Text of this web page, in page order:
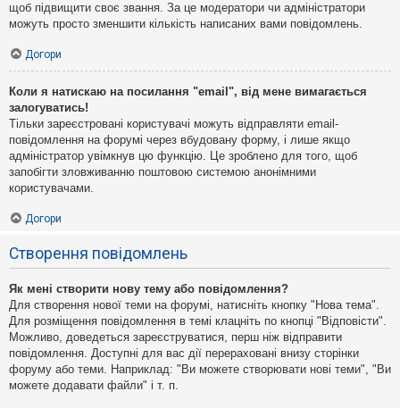
щоб підвищити своє звання. За це модератори чи адміністратори
можуть просто зменшити кількість написаних вами повідомлень.
Догори
Коли я натискаю на посилання "email", від мене вимагається
залогуватись!
Тільки зареєстровані користувачі можуть відправляти email-
повідомлення на форумі через вбудовану форму, і лише якщо
адміністратор увімкнув цю функцію. Це зроблено для того, щоб
запобігти зловживанню поштовою системою анонімними
користувачами.
Догори
Створення повідомлень
Як мені створити нову тему або повідомлення?
Для створення нової теми на форумі, натисніть кнопку "Нова тема".
Для розміщення повідомлення в темі клацніть по кнопці "Відповісти".
Можливо, доведеться зареєструватися, перш ніж відправити
повідомлення. Доступні для вас дії перераховані внизу сторінки
форуму або теми. Наприклад: "Ви можете створювати нові теми", "Ви
можете додавати файли" і т. п.